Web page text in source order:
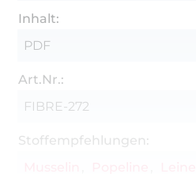
Inhalt:
PDF
Art.Nr.:
FIBRE-272
Stoffempfehlungen: